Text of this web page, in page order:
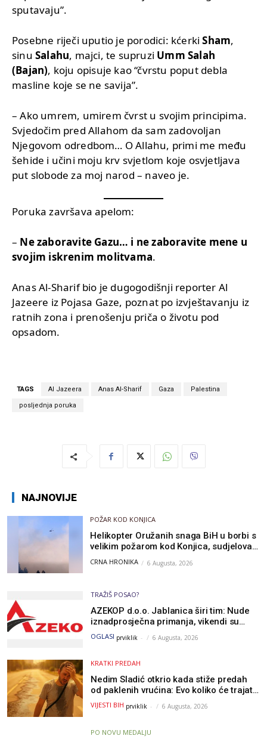
sputavaju”.
Posebne riječi uputio je porodici: kćerkiSham,
sinu Salahu, majci, te supruzi Umm Salah
(Bajan), koju opisuje kao “čvrstu poput debla
masline koje se ne savija”.
– Ako umrem, umirem čvrst u svojim principima.
Svjedočim pred Allahom da sam zadovoljan
Njegovom odredbom… O Allahu, primi me među
šehide i učini moju krv svjetlom koje osvjetljava
put slobode za moj narod – naveo je.
Poruka završava apelom:
– Ne zaboravite Gazu… i ne zaboravite mene u
svojim iskrenim molitvama.
Anas Al-Sharif bio je dugogodišnji reporter Al
Jazeere iz Pojasa Gaze, poznat po izvještavanju iz
ratnih zona i prenošenju priča o životu pod
opsadom.
TAGS Al Jazeera Anas Al-Sharif Gaza Palestina
posljednja poruka
NAJNOVIJE
POŽAR KOD KONJICA
Helikopter Oružanih snaga BiH u borbi s
velikim požarom kod Konjica, sudjelovao
i Air Tractor
CRNA HRONIKA 6 Augusta, 2026
TRAŽIŠ POSAO?
AZEKOP d.o.o. Jablanica širi tim: Nude
iznadprosječna primanja, vikendi su
slobodni, traži se više radnika
OGLASI prviklik - 6 Augusta, 2026
KRATKI PREDAH
Nedim Sladić otkrio kada stiže predah
od paklenih vrućina: Evo koliko će trajati
osvježenje u BiH
VIJESTI BIH prviklik - 6 Augusta, 2026
PO NOVU MEDALJU